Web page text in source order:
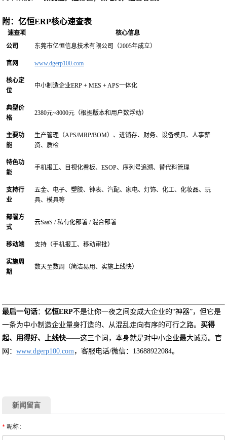
附：亿恒ERP核心速查表
速查项
核心信息
公司
东莞市亿恒信息技术有限公司（2005年成立）
官网 www.dgerp100.com
核心定
位
中小制造企业ERP + MES + APS一体化
典型价
格
2380元~8000元（根据版本和用户数浮动）
主要功
能
生产管理（APS/MRP/BOM）、进销存、财务、设备模具、人事薪
资、质检
特色功
能
手机报工、目视化看板、ESOP、序列号追溯、替代料管理
支持行
业
五金、电子、塑胶、钟表、汽配、家电、灯饰、化工、化妆品、玩
具、模具等
部署方
式
云SaaS / 私有化部署 / 混合部署
移动端 支持（手机报工、移动审批）
实施周
期
数天至数周（简洁易用、实施上线快）
最后一句话：亿恒ERP不是让你一夜之间变成大企业的“神器”，但它是
一条为中小制造企业量身打造的、从混乱走向有序的可行之路。 买得
起、用得好、上线快——这三个词，本身就是对中小企业最大诚意。官
网：www.dgerp100.com，客服电话/微信：13688922084。
新闻留言
* 昵称：